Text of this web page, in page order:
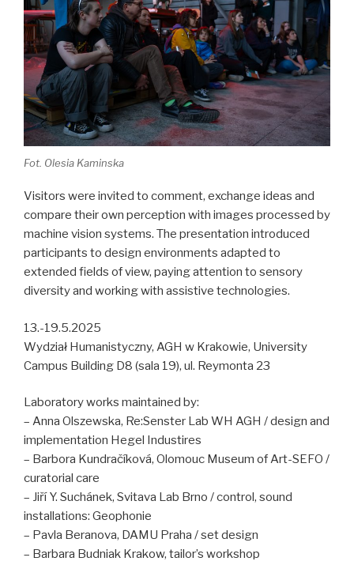
Fot. Olesia Kaminska
Visitors were invited to comment, exchange ideas and
compare their own perception with images processed by
machine vision systems. The presentation introduced
participants to design environments adapted to
extended fields of view, paying attention to sensory
diversity and working with assistive technologies.
13.-19.5.2025
Wydział Humanistyczny, AGH w Krakowie, University
Campus Building D8 (sala 19), ul. Reymonta 23
Laboratory works maintained by:
– Anna Olszewska, Re:Senster Lab WH AGH / design and
implementation Hegel Industires
– Barbora Kundračíková, Olomouc Museum of Art-SEFO /
curatorial care
– Jiří Y. Suchánek, Svitava Lab Brno / control, sound
installations: Geophonie
– Pavla Beranova, DAMU Praha / set design
– Barbara Budniak Krakow, tailor’s workshop